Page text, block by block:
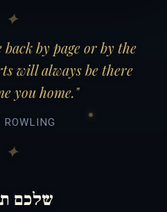
back by page or by the
will always be there
you home."
שלכם